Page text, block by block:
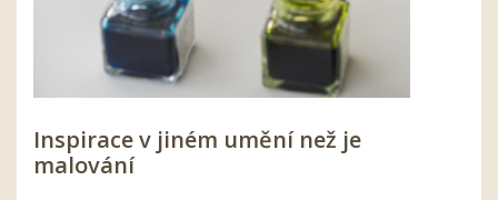
Inspirace v jiném umění než je
malování